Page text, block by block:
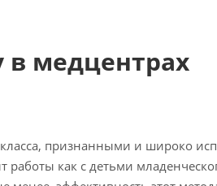
в медцентрах
признанными и широко
как с детьми